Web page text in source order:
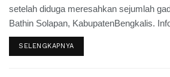
setelah diduga meresahkan sejumlah
Bathin Solapan, KabupatenBengkalis.
SELENGKAPNYA